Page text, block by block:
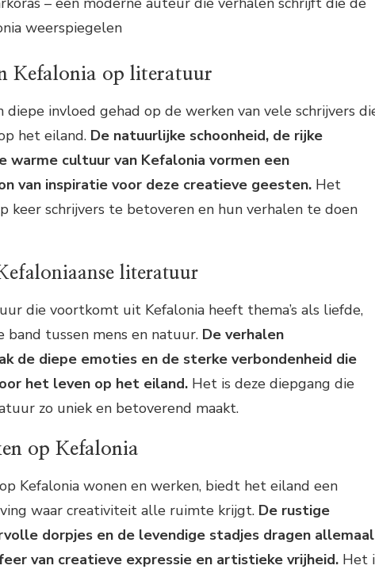
weerspiegelen
Kefalonia op literatuur
diepe invloed gehad op de werken van vele schrijvers
het eiland. De natuurlijke schoonheid, de rijke
warme cultuur van Kefalonia vormen een
van inspiratie voor deze creatieve geesten. Het
keer schrijvers te betoveren en hun verhalen te doen
literatuur
die voortkomt uit Kefalonia heeft thema’s als liefde,
band tussen mens en natuur. De verhalen
de diepe emoties en de sterke verbondenheid die
het leven op het eiland. Het is deze diepgang die
zo uniek en betoverend maakt.
op Kefalonia
Kefalonia wonen en werken, biedt het eiland een
waar creativiteit alle ruimte krijgt. De rustige
dorpjes en de levendige stadjes dragen allemaal
van creatieve expressie en artistieke vrijheid. Het